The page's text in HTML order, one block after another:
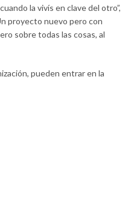
la vivís en clave del otro”,
proyecto nuevo pero con
sobre todas las cosas, al
pueden entrar en la